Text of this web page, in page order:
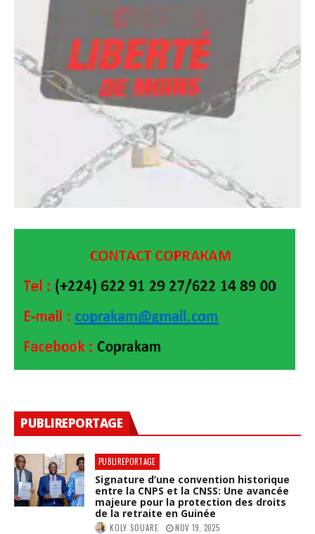
PUBLIREPORTAGE
PUBLIREPORTAGE
Signature d’une convention historique
entre la CNPS et la CNSS: Une avancée
majeure pour la protection des droits
de la retraite en Guinée
KOLY SOUARE NOV 19, 2025